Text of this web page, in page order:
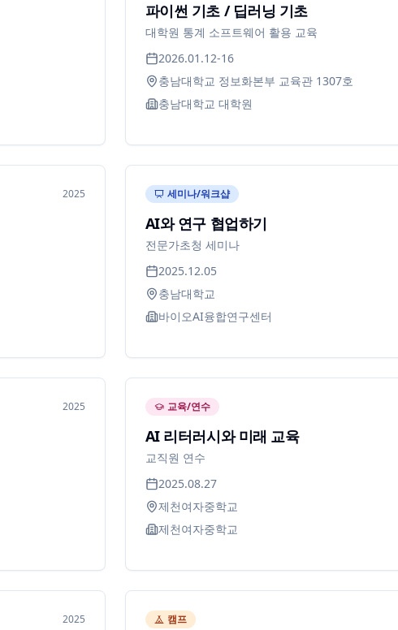
파이썬 기초 / 딥러닝 기초
대학원 통계 소프트웨어 활용 교육
2026.01.12-16
충남대학교 정보화본부 교육관 1307호
충남대학교 대학원
2025 세미나/워크샵
AI와 연구 협업하기
전문가초청 세미나
2025.12.05
충남대학교
바이오AI융합연구센터
2025 교육/연수
AI 리터러시와 미래 교육
교직원 연수
2025.08.27
제천여자중학교
제천여자중학교
2025 캠프